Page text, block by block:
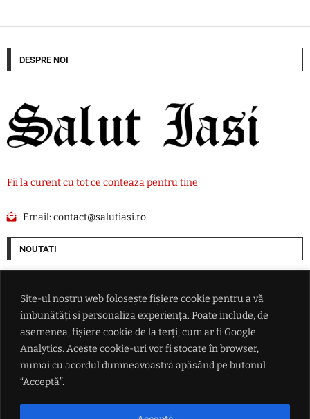
Site-ul nostru web folosește fișiere cookie pentru a vă
îmbunătăți și personaliza experiența. Poate include, de
asemenea, fișiere cookie de la terți, cum ar fi Google
Analytics. Aceste cookie-uri vor fi stocate în browser,
numai cu acordul dumneavoastră apăsând pe butonul
“Acceptă”.
DESPRE NOI
Fii la curent cu tot ce conteaza pentru tine
Email:contact@salutiasi.ro
NOUTATI
Ormuz. Atacurile asupra navelor ar putea bloca acordul
Nicolae Stanciu a marcat și a adus victoria echipei sale Dalian Yingbo
'Anunț' de angajare de la Guvern: Se caută profesioniști pentru a
conduce cele mai grele companii din transporturi